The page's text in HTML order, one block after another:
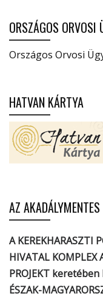
ORSZÁGOS ORVOSI
Országos Orvosi
HATVAN KÁRTYA
AZ
A KEREKHARASZTI
HIVATAL KOMPLEX
PROJEKT
ÉSZAK-